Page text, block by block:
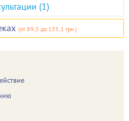
(1)
(от 89,5 до 155,1 грн.)